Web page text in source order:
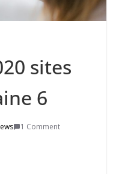
sites
6
1 Comment